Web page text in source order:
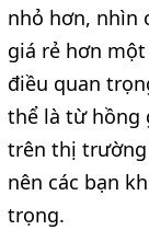
nhỏ hơn, nhìn
giá rẻ hơn
điều quan
thể là từ hồng
trên thị trường
nên các bạn
trọng.